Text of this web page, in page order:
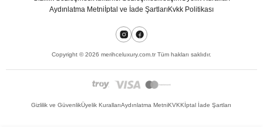
Aydınlatma Metniİptal ve İade ŞartlarıKvkk Politikası
Copyright ©2026 merihceluxury.com.tr Tüm hakları saklıdır.
Gizlilik ve GüvenlikÜyelik KurallarıAydınlatma MetniKVKKİptal İade Şartları